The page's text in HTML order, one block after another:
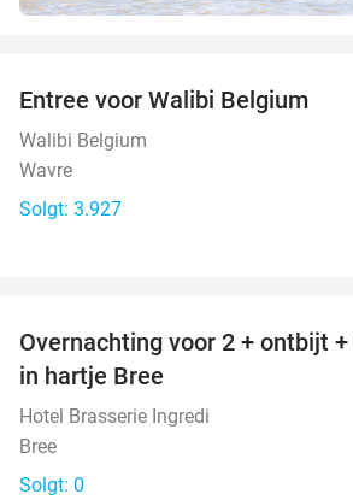
Entree voor Walibi Belgium
Walibi Belgium
Wavre
Solgt: 3.927
DAG
Overnachting voor 2 + ontbijt
in hartje Bree
Hotel Brasserie Ingredi
Bree
Solgt: 0